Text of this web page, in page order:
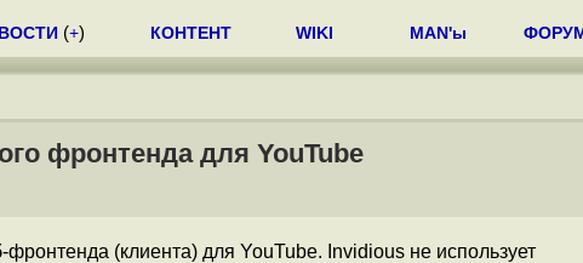
(+) КОНТЕНТ WIKI MAN'ы
фронтенда для YouTube
фронтенда (клиента) для YouTube. Invidious не использует